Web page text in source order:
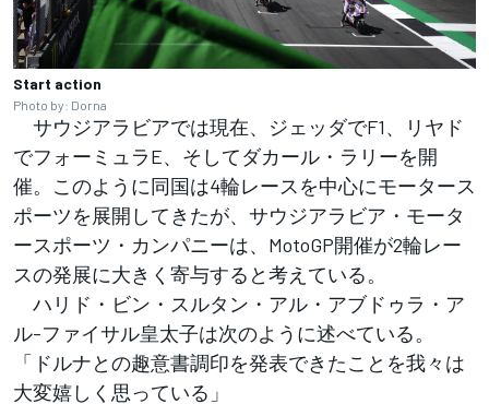
Start action
Photo by: Dorna
サウジアラビアでは現在、ジェッダでF1、リヤド
でフォーミュラE、そしてダカール・ラリーを開
催。このように同国は4輪レースを中心にモータース
ポーツを展開してきたが、サウジアラビア・モータ
ースポーツ・カンパニーは、MotoGP開催が2輪レー
スの発展に大きく寄与すると考えている。
ハリド・ビン・スルタン・アル・アブドゥラ・ア
ル-ファイサル皇太子は次のように述べている。
「ドルナとの趣意書調印を発表できたことを我々は
大変嬉しく思っている」